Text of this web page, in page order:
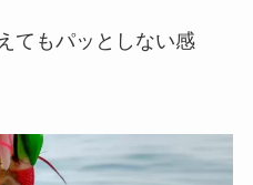
てもパッとしない感